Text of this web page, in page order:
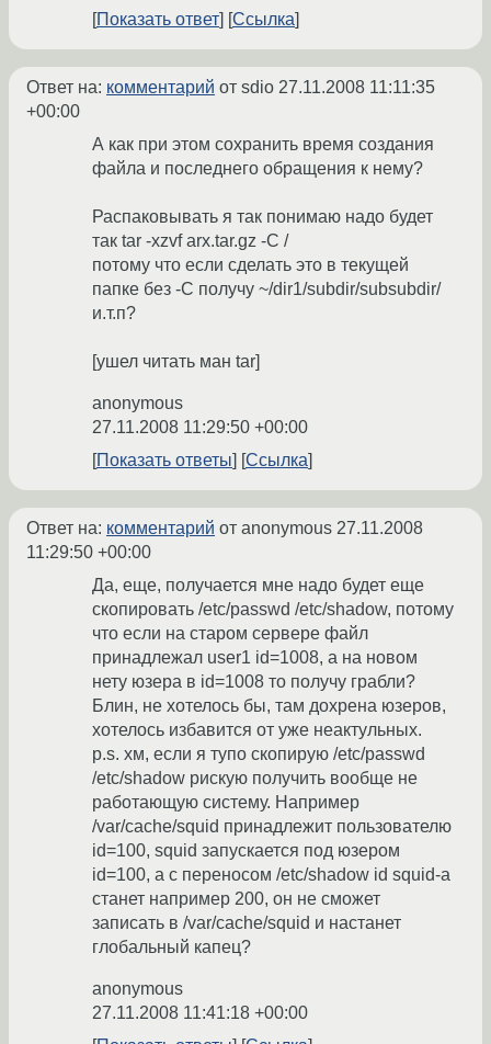
Показать ответ
Ссылка
Ответ на: комментарий от sdio 27.11.2008 11:11:35
+00:00
А как при этом сохранить время создания
файла и последнего обращения к нему?
Распаковывать я так понимаю надо будет
так tar -xzvf arx.tar.gz -C /
потому что если сделать это в текущей
папке без -С получу ~/dir1/subdir/subsubdir/
и.т.п?
[ушел читать ман tar]
anonymous
27.11.2008 11:29:50 +00:00
Показать ответы
Ссылка
Ответ на: комментарий от anonymous 27.11.2008
11:29:50 +00:00
Да, еще, получается мне надо будет еще
скопировать /etc/passwd /etc/shadow, потому
что если на старом сервере файл
принадлежал user1 id=1008, а на новом
нету юзера в id=1008 то получу грабли?
Блин, не хотелось бы, там дохрена юзеров,
хотелось избавится от уже неактульных.
p.s. хм, если я тупо скопирую /etc/passwd
/etc/shadow рискую получить вообще не
работающую систему. Например
/var/cache/squid принадлежит пользователю
id=100, squid запускается под юзером
id=100, а с переносом /etc/shadow id squid-a
станет например 200, он не сможет
записать в /var/cache/squid и настанет
глобальный капец?
anonymous
27.11.2008 11:41:18 +00:00